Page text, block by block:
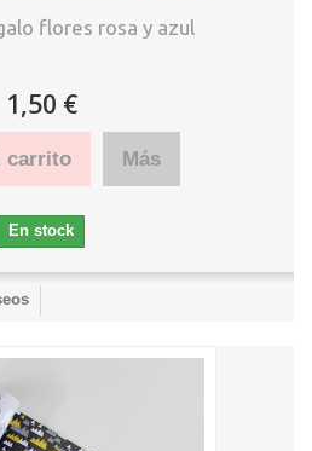
flores rosa y azul
1,50 €
carrito Más
En stock